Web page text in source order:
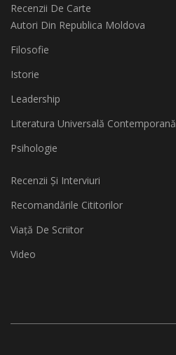
Recenzii De Carte
Autori Din Republica Moldova
Filosofie
Istorie
Leadership
Literatura Universală Contemporană
Psihologie
Recenzii Și Interviuri
Recomandările Cititorilor
Viață De Scriitor
Video